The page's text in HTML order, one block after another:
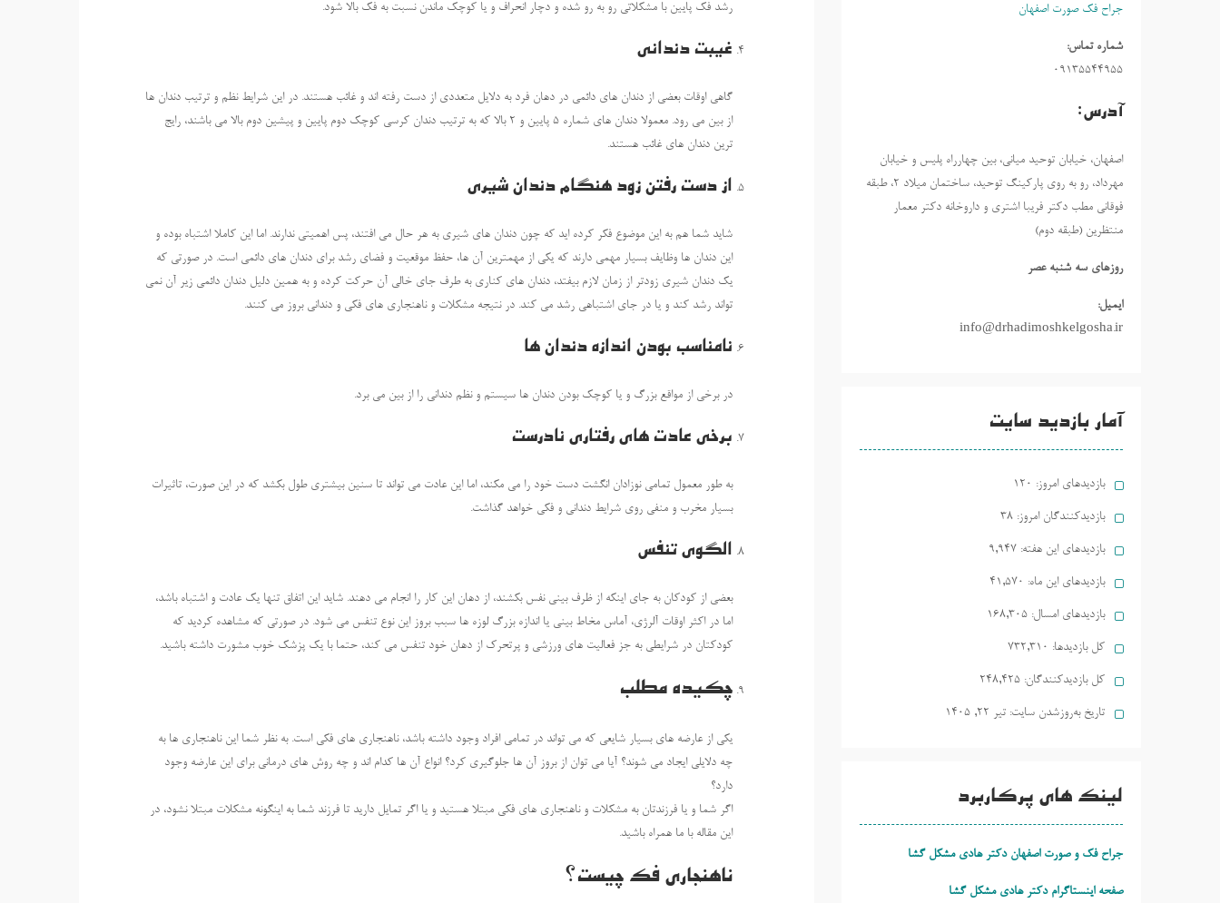
رشد فک پایین با مشکلاتی رو به رو شده و دچار انحراف و یا کوچک ماندن نسبت به فک بالا شود.
غیبت دندانی
گاهی اوقات بعضی از دندان های دائمی در دهان فرد به دلایل متعددی از دست رفته اند و غائب هستند. در این شرایط نظم و ترتیب دندان ها
از بین می رود. معمولا دندان های شماره 5 پایین و 2 بالا که به ترتیب دندان کرسی کوچک دوم پایین و پیشین دوم بالا می باشند، رایج
ترین دندان های غائب هستند.
از دست رفتن زود هنگام دندان شیری
شاید شما هم به این موضوع فکر کرده اید که چون دندان های شیری به هر حال می افتند، پس اهمیتی ندارند. اما این کاملا اشتباه بوده و
این دندان ها وظایف بسیار مهمی دارند که یکی از مهمترین آن ها، حفظ موقعیت و فضای رشد برای دندان های دائمی است. در صورتی که
یک دندان شیری زودتر از زمان لازم بیفتد، دندان های کناری به طرف جای خالی آن حرکت کرده و به همین دلیل دندان دائمی زیر آن نمی
تواند رشد کند و یا در جای اشتباهی رشد می کند. در نتیجه مشکلات و ناهنجاری های فکی و دندانی بروز می کنند.
نامناسب بودن اندازه دندان ها
در برخی از مواقع بزرگ و یا کوچک بودن دندان ها سیستم و نظم دندانی را از بین می برد.
برخی عادت های رفتاری نادرست
به طور معمول تمامی نوزادان انگشت دست خود را می مکند، اما این عادت می تواند تا سنین بیشتری طول بکشد که در این صورت، تاثیرات
بسیار مخرب و منفی روی شرایط دندانی و فکی خواهد گذاشت.
الگوی تنفس
بعضی از کودکان به جای اینکه از ظرف بینی نفس بکشند، از دهان این کار را انجام می دهند. شاید این اتفاق تنها یک عادت و اشتباه باشد،
اما در اکثر اوقات آلرژی، آماس مخاط بینی یا اندازه بزرگ لوزه ها سبب بروز این نوع تنفس می شود. در صورتی که مشاهده کردید که
کودکتان در شرایطی به جز فعالیت های ورزشی و پرتحرک از دهان خود تنفس می کند، حتما با یک پزشک خوب مشورت داشته باشید.
چکیده مطلب
یکی از عارضه های بسیار شایعی که می تواند در تمامی افراد وجود داشته باشد، ناهنجاری های فکی است. به نظر شما این ناهنجاری ها به
چه دلایلی ایجاد می شوند؟ آیا می توان از بروز آن ها جلوگیری کرد؟ انواع آن ها کدام اند و چه روش های درمانی برای این عارضه وجود
دارد؟
اگر شما و یا فرزندتان به مشکلات و ناهنجاری های فکی مبتلا هستید و یا اگر تمایل دارید تا فرزند شما به اینگونه مشکلات مبتلا نشود، در
این مقاله با ما همراه باشید.
ناهنجاری فک چیست؟
جراح فک صورت اصفهان
شماره تماس:
09135544955
آدرس:
اصفهان، خیابان توحید میانی، بین چهارراه پلیس و خیابان
مهرداد، رو به روی پارکینگ توحید، ساختمان میلاد ٢، طبقه
فوقانی مطب دکتر فریبا اشتری و داروخانه دکتر معمار
منتظرین (طبقه دوم)
روزهاي سه شنبه عصر
ایمیل:
info@drhadimoshkelgosha.ir
آمار بازدید سایت
بازدیدهای امروز: 120
بازدیدکنندگان امروز: 38
بازدیدهای این هفته: 9,947
بازدیدهای این ماه: 41,570
بازدیدهای امسال: 168,305
کل بازدیدها: 732,310
کل بازدیدکنند‌گان: 248,425
تاریخ به‌روزشدن سایت: تیر ۲۲, ۱۴۰۵
لینک های پرکاربرد
جراح فک و صورت اصفهان دکتر هادی مشکل گشا
صفحه اینستاگرام دکتر هادی مشکل گشا